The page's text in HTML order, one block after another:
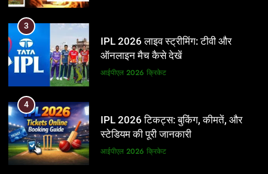
3
IPL 2026 लाइव स्ट्रीमिंग: टीवी और
ऑनलाइन मैच कैसे देखें
आईपीएल 2026 क्रिकेट
4
IPL 2026 टिकट्स: बुकिंग, कीमतें, और
स्टेडियम की पूरी जानकारी
आईपीएल 2026 क्रिकेट